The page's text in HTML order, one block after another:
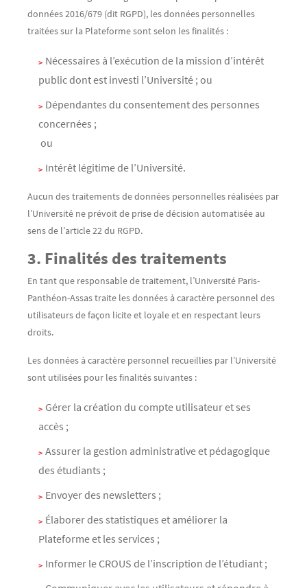
données 2016/679 (dit RGPD), les données personnelles
traitées sur la Plateforme sont selon les finalités :
Nécessaires à l’exécution de la mission d’intérêt
public dont est investi l’Université ; ou
Dépendantes du consentement des personnes
concernées ;
ou
Intérêt légitime de l’Université.
Aucun des traitements de données personnelles réalisées par
l’Université ne prévoit de prise de décision automatisée au
sens de l’article 22 du RGPD.
3. Finalités des traitements
En tant que responsable de traitement, l’Université Paris-
Panthéon-Assas traite les données à caractère personnel des
utilisateurs de façon licite et loyale et en respectant leurs
droits.
Les données à caractère personnel recueillies par l’Université
sont utilisées pour les finalités suivantes :
Gérer la création du compte utilisateur et ses
accès ;
Assurer la gestion administrative et pédagogique
des étudiants ;
Envoyer des newsletters ;
Élaborer des statistiques et améliorer la
Plateforme et les services ;
Informer le CROUS de l’inscription de l’étudiant ;